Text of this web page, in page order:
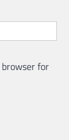
for